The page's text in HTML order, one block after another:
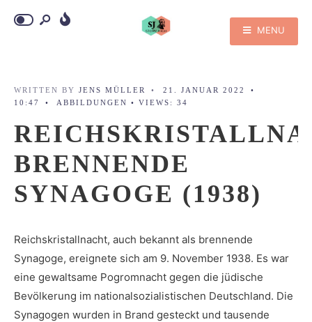
MENU
WRITTEN BY JENS MÜLLER • 21. JANUAR 2022
•
10:47
• ABBILDUNGEN • VIEWS: 34
BRENNENDE
SYNAGOGE (1938)
Reichskristallnacht, auch bekannt als brennende
Synagoge, ereignete sich am 9. November 1938. Es war
eine gewaltsame Pogromnacht gegen die jüdische
Bevölkerung im nationalsozialistischen Deutschland. Die
Synagogen wurden in Brand gesteckt und tausende